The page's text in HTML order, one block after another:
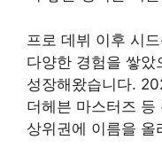
프로 데뷔 이후 시
다양한 경험을 쌓았
성장해왔습니다.
더헤븐 마스터즈 등
상위권에 이름을 올